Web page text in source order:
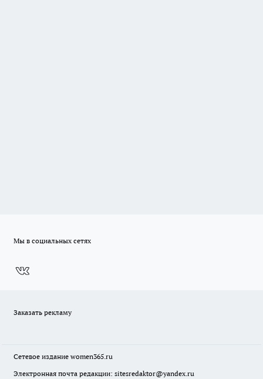
Мы в социальных сетях
Заказать рекламу
Сетевое издание women365.ru
Электронная почта редакции: sitesredaktor@yandex.ru